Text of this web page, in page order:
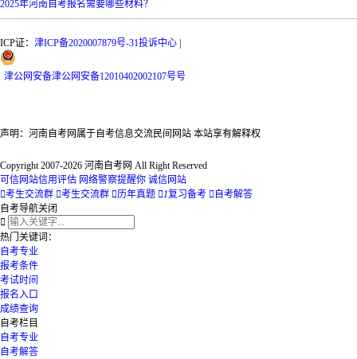
2025年河南自考报名需要哪些材料？
ICP证： 津ICP备2020007879号-31投诉中心
津公网安备津公网安备12010402002107号号
声明：河南自考网属于自考信息交流民间网站 本站享有解释权
Copyright 2007-2026 河南自考网 All Right Reserved
可信网站信用评估 网络警察提醒你 诚信网站
考生交流群 考生交流群 历年真题 1复习备考  自考解答
自考导航关闭

热门关键词：
自考专业
报考条件
考试时间
报名入口
成绩查询
自考栏目
自考专业
自考解答